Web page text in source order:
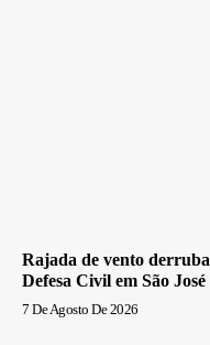
Rajada de vento
Defesa Civil em São
7 De Agosto De 2026